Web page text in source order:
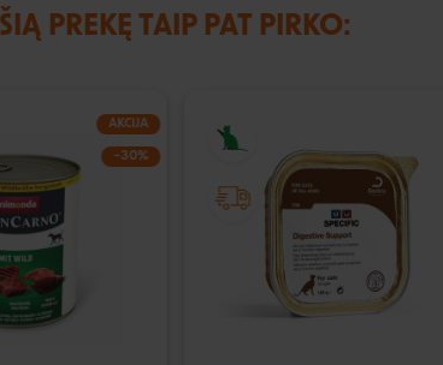
PREKĘ TAIP PAT PIRKO:
AKCIJA
−30%